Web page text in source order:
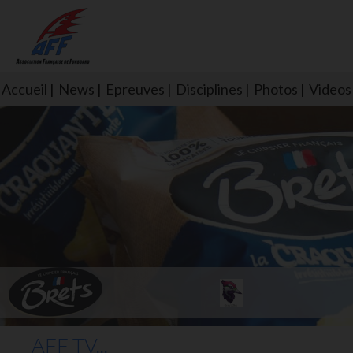
Accueil News Epreuves Disciplines Photos Videos
L'aff soutient les SNS253
AFF TV...